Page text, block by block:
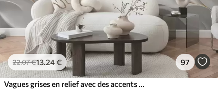
22.07€13 .24€ 97